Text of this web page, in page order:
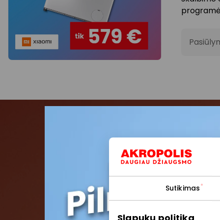
Sutikimas